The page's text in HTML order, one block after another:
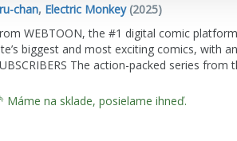
chan, Electric Monkey(2025)
WEBTOON, the #1 digital comic
biggest and most exciting comics, with
The action-packed series from
Máme na sklade, posielame ihneď.